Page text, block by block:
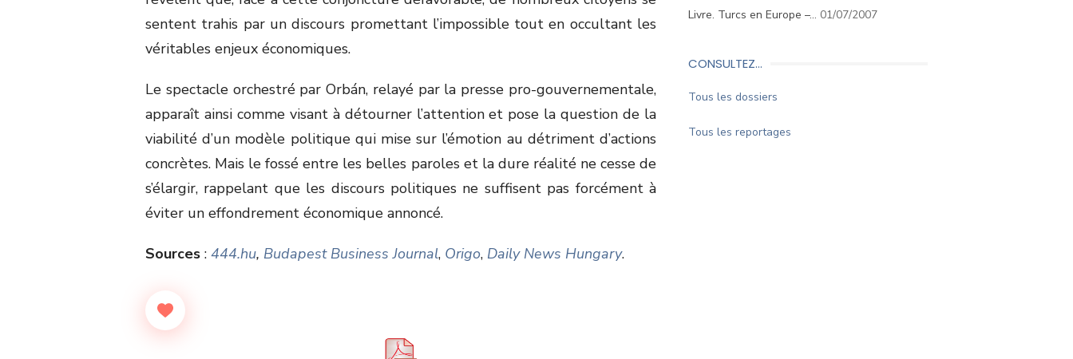
sentent trahis par un discours promettant l’impossible tout en occultant les
véritables enjeux économiques.
Le spectacle orchestré par Orbán, relayé par la presse pro-gouvernementale,
apparaît ainsi comme visant à détourner l’attention et pose la question de la
viabilité d’un modèle politique qui mise sur l’émotion au détriment d’actions
concrètes. Mais le fossé entre les belles paroles et la dure réalité ne cesse de
s’élargir, rappelant que les discours politiques ne suffisent pas forcément à
éviter un effondrement économique annoncé.
Sources : 444.hu, Budapest Business Journal, Origo, Daily News Hungary.
Livre. Turcs en Europe –… 01/07/2007
CONSULTEZ…
Tous les dossiers
Tous les reportages